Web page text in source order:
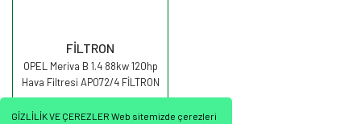
GİZLİLİK VE ÇEREZLER Web sitemizde çerezleri
FİLTRON
OPEL Meriva B 1.4 88kw 120hp
Hava Filtresi AP072/4 FİLTRON